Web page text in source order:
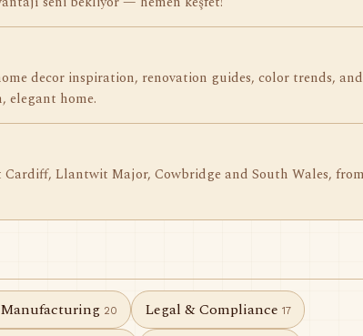
decor inspiration, renovation guides, color trends,
elegant home.
Llantwit Major, Cowbridge and South Wales,
20 Legal & Compliance 17